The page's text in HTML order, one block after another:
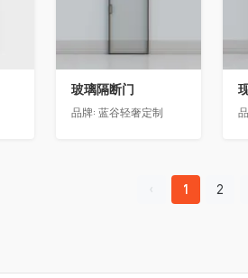
玻璃隔断门
品牌: 蓝谷轻奢定制
1 2